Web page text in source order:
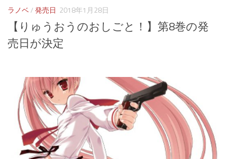
ラノベ/発売日 2018年1月28日
【りゅうおうのおしごと！】第8巻の発
売日が決定